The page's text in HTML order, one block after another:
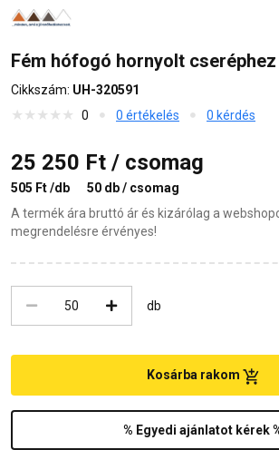
Fém hófogó hornyolt
Cikkszám: UH-320591
0
0 értékelés 0 kérdés
25 250 Ft / csomag
505 Ft /db
50 db / csomag
A termék ára bruttó ár és kizárólag a
megrendelésre érvényes!
db
% Egyedi ajánlatot kérek
Kosárba rakom